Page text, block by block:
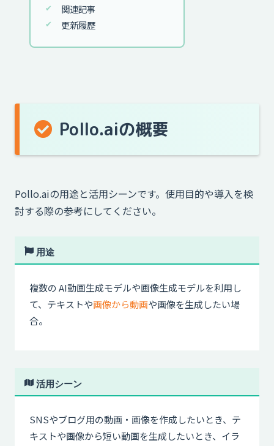
関連記事
更新履歴
Pollo.aiの概要
Pollo.aiの用途と活用シーンです。使用目的や導入を検
討する際の参考にしてください。
用途
複数の AI動画生成モデルや画像生成モデルを利用し
て、テキストや画像から動画や画像を生成したい場
合。
活用シーン
SNSやブログ用の動画・画像を作成したいとき、テ
キストや画像から短い動画を生成したいとき、イラ